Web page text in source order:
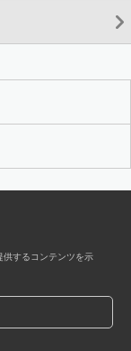
供するコンテンツを示